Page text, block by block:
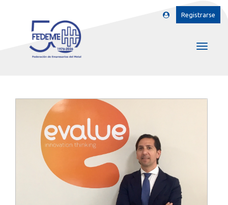
Registrarse